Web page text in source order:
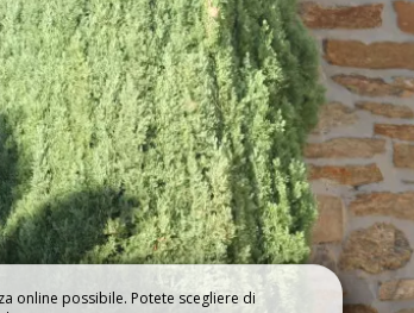
online possibile. Potete scegliere di